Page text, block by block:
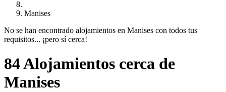
Manises
No se han encontrado alojamientos en Manises con todos tus
requisitos... ¡pero sí cerca!
84 Alojamientos cerca de
Manises